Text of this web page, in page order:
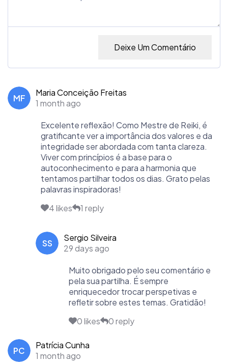
Deixe Um Comentário
MF
Maria Conceição Freitas
1 month ago
Excelente reflexão! Como Mestre de Reiki, é
gratificante ver a importância dos valores e da
integridade ser abordada com tanta clareza.
Viver com princípios é a base para o
autoconhecimento e para a harmonia que
tentamos partilhar todos os dias. Grato pelas
palavras inspiradoras!
4 likes
1 reply
SS
Sergio Silveira
29 days ago
Muito obrigado pelo seu comentário e
pela sua partilha. É sempre
enriquecedor trocar perspetivas e
refletir sobre estes temas. Gratidão!
0 likes
0 reply
PC
Patrícia Cunha
1 month ago